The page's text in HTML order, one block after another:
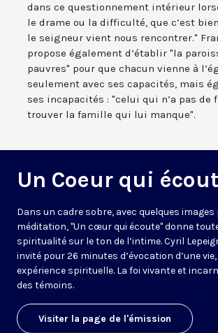
dans ce questionnement intérieur
le drame ou la difficulté, que c’est
le seigneur vient nous rencontrer."
propose également d’établir "la
pauvres" pour que chacun vienne à
seulement avec ses capacités, mais
ses incapacités : "celui qui n’a pas de
trouver la famille qui lui manque".
Un Coeur qui
Dans un cadre sobre, avec quelques
méditation, "Un cœur qui écoute" donne
spiritualité sur le ton de l’intime. Cyril
invité pour 26 minutes d’évocation d’une
expérience spirituelle. La foi vivante et
des témoins.
Visiter la page de l'émission